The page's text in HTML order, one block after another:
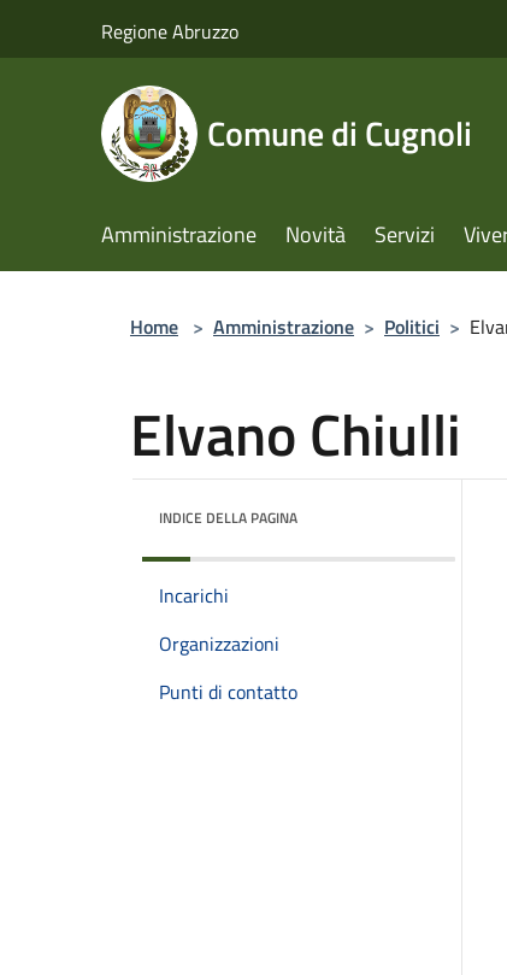
Regione Abruzzo
Comune di Cugnoli
Amministrazione Novità Servizi
Home > Amministrazione > Politici >
Elvano Chiulli
INDICE DELLA PAGINA
Incarichi
Organizzazioni
Punti di contatto